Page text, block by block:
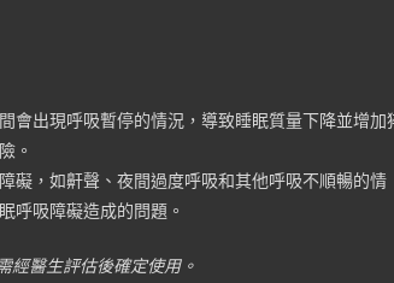
會出現呼吸暫停的情況，導致睡眠質量下降並增加
。
礙，如鼾聲、夜間過度呼吸和其他呼吸不順暢的情
呼吸障礙造成的問題。
經醫生評估後確定使用。